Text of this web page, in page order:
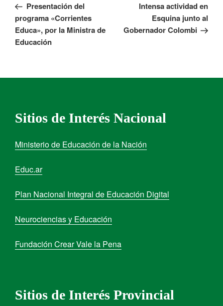
Presentación del
programa «Corrientes
Educa», por la Ministra de
Educación
Intensa actividad en
Esquina junto al
Gobernador Colombi
Sitios de Interés Nacional
Ministerio de Educación de la Nación
Educ.ar
Plan Nacional Integral de Educación Digital
Neurociencias y Educación
Fundación Crear Vale la Pena
Sitios de Interés Provincial